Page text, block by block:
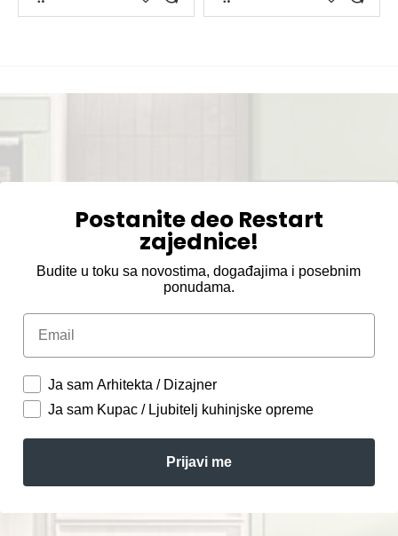
Postanite deo Restart
zajednice!
Budite u toku sa novostima, događajima i posebnim
ponudama.
Email
Ja sam Arhitekta / Dizajner
Ja sam Kupac / Ljubitelj kuhinjske opreme
Prijavi me